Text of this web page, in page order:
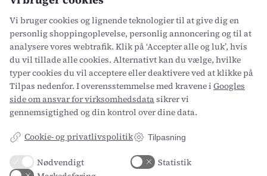
Intempus samler timer på tværs af
arbejdsgange hos CS
Accommodation
CS Accommodation leverer skræddersyede
løsninger til offshore- og marineindustrien.
Med Intempus har de fået et
tidsregistreringssystem, der understøtter en
kompleks hverdag og giver overblik på tværs
Vi bruger cookies og lignende teknologier til at give dig en
personlig shoppingoplevelse, personlig annoncering og til at
analysere vores webtrafik. Klik på ‘Accepter alle og luk’, hvis
du vil tillade alle cookies. Alternativt kan du vælge, hvilke
typer cookies du vil acceptere eller deaktivere ved at klikke på
Tilpas nedenfor. I overensstemmelse med kravene i Googles
side om ansvar for virksomhedsdatasikrer vi
gennemsigtighed og din kontrol over dine data.
Cookie- og privatlivspolitik Tilpasning
Nødvendigt
Statistik